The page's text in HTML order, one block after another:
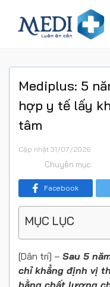
Mediplus: 5
hợp y tế lấy
tâm
Cập nhật 31/07/2026
Chuyên mục:
Facebook
MỤC LỤC
[Dân trí] – Sau 5
chỉ khẳng định vị
bằng chất lượng